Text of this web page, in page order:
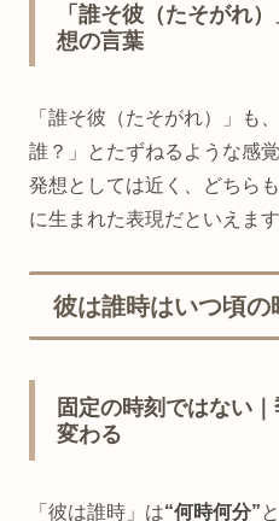
「誰そ彼（たそがれ
想の言葉
「誰そ彼（たそがれ）」も
誰？」とたずねるような感
発想としては近く、どちらも
に生まれた表現だといえます
彼は誰時はいつ頃の
固定の時刻ではない
変わる
「彼は誰時」は“何時何分”